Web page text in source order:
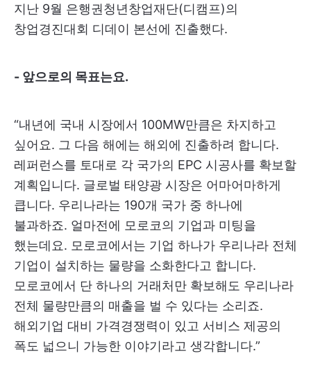
지난 9월 은행권청년창업재단(디캠프)의
창업경진대회 디데이 본선에 진출했다.
- 앞으로의 목표는요.
“내년에 국내 시장에서 100MW만큼은 차지하고
싶어요. 그 다음 해에는 해외에 진출하려 합니다.
레퍼런스를 토대로 각 국가의 EPC 시공사를 확보할
계획입니다. 글로벌 태양광 시장은 어마어마하게
큽니다. 우리나라는 190개 국가 중 하나에
불과하죠. 얼마전에 모로코의 기업과 미팅을
했는데요. 모로코에서는 기업 하나가 우리나라 전체
기업이 설치하는 물량을 소화한다고 합니다.
모로코에서 단 하나의 거래처만 확보해도 우리나라
전체 물량만큼의 매출을 벌 수 있다는 소리죠.
해외기업 대비 가격경쟁력이 있고 서비스 제공의
폭도 넓으니 가능한 이야기라고 생각합니다.”